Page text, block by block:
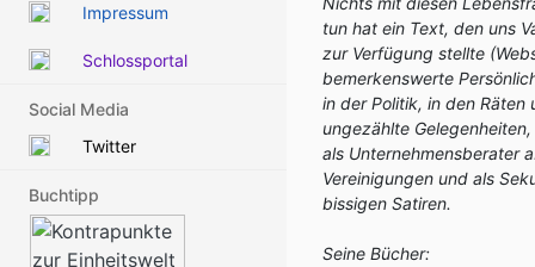
Impressum
Schlossportal
Social Media
Twitter
Buchtipp
tun hat ein Text, den uns
zur Verfügung stellte
bemerkenswerte
in der Politik, in den
ungezählte
als Unternehmensberater
Vereinigungen und als
bissigen Satiren.
Seine Bücher: